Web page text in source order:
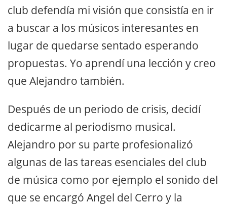
club defendía mi visión que consistía en ir
a buscar a los músicos interesantes en
lugar de quedarse sentado esperando
propuestas. Yo aprendí una lección y creo
que Alejandro también.
Después de un periodo de crisis, decidí
dedicarme al periodismo musical.
Alejandro por su parte profesionalizó
algunas de las tareas esenciales del club
de música como por ejemplo el sonido del
que se encargó Angel del Cerro y la